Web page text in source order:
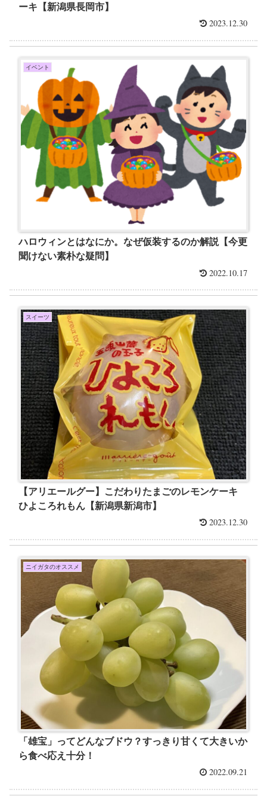
ーキ【新潟県長岡市】
2023.12.30
イベント
ハロウィンとはなにか。なぜ仮装するのか解説【今更
聞けない素朴な疑問】
2022.10.17
スイーツ
【アリエールグー】こだわりたまごのレモンケーキ
ひよころれもん【新潟県新潟市】
2023.12.30
ニイガタのオススメ
「雄宝」ってどんなブドウ？すっきり甘くて大きいか
ら食べ応え十分！
2022.09.21